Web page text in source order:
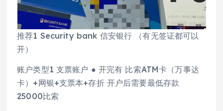
推荐1 Security bank 信安银行 （有无签证都可以
开）
账户类型1 支票账户 ● 开完有 比索ATM卡（万事达
卡）+网银+支票本+存折 开户后需要最低存款
25000比索